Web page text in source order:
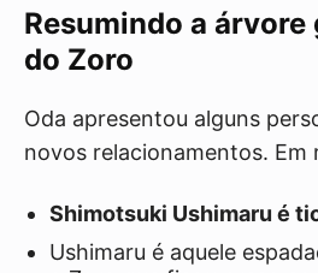
Resumindo a árvore
do Zoro
Oda apresentou alguns
novos relacionamentos. Em
Shimotsuki Ushimaru é
Ushimaru é aquele